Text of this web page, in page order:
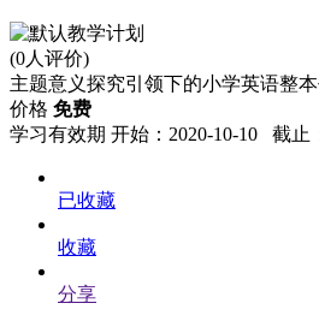
(0人评价)
主题意义探究引领下的小学英语整
价格 免费
学习有效期 开始：2020-10-10 截止
已收藏
收藏
分享